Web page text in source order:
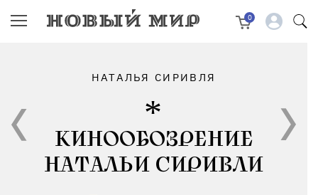
0
НАТАЛЬЯ СИРИВЛЯ
КИНООБОЗРЕНИЕ
НАТАЛЬИ СИРИВЛИ